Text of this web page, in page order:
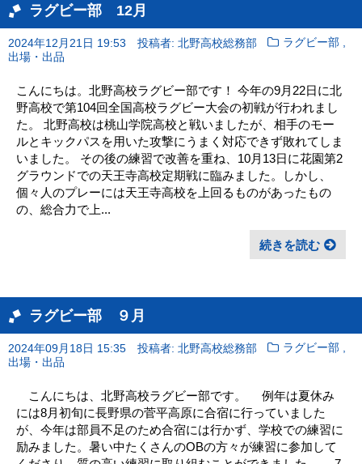
ラグビー部 12月
2024年12月21日 19:53 投稿者: 北野高校総務部 ラグビー部 ,
出場・出品
こんにちは。北野高校ラグビー部です！ 今年の9月22日に北
野高校で第104回全国高校ラグビー大会の初戦が行われまし
た。 北野高校は桃山学院高校と戦いましたが、相手のモー
ルとキックパスを用いた攻撃にうまく対応できず敗れてしま
いました。 その後の練習で改善を重ね、10月13日に花園第2
グラウンドでの天王寺高校定期戦に臨みました。しかし、
個々人のプレーには天王寺高校を上回るものがあったもの
の、総合力で上...
続きを読む
ラグビー部 ９月
2024年09月18日 15:35 投稿者: 北野高校総務部 ラグビー部 ,
出場・出品
こんにちは、北野高校ラグビー部です。 例年は夏休み
には8月初旬に長野県の菅平高原に合宿に行っていました
が、今年は部員不足のため合宿には行かず、学校での練習に
励みました。暑い中たくさんのOBの方々が練習に参加して